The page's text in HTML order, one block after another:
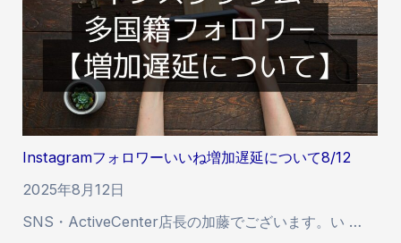
い
て
g
r
a
m
フ
ォ
ロ
ワ
ー
い
Instagramフォロワーいいね増加遅延について8/12
2025年8月12日
SNS・ActiveCenter店長の加藤でございます。い …